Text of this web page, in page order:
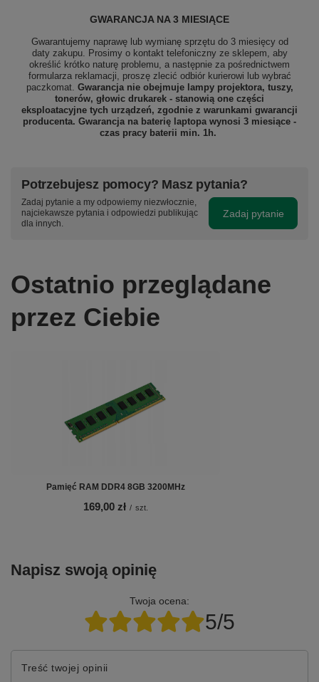
GWARANCJA NA 3 MIESIĄCE
Gwarantujemy naprawę lub wymianę sprzętu do 3 miesięcy od
daty zakupu. Prosimy o kontakt telefoniczny ze sklepem, aby
określić krótko naturę problemu, a następnie za pośrednictwem
formularza reklamacji, proszę zlecić odbiór kurierowi lub wybrać
paczkomat. Gwarancja nie obejmuje lampy projektora, tuszy,
tonerów, głowic drukarek - stanowią one części
eksploatacyjne tych urządzeń, zgodnie z warunkami gwarancji
producenta. Gwarancja na baterię laptopa wynosi 3 miesiące -
czas pracy baterii min. 1h.
Potrzebujesz pomocy? Masz pytania?
Zadaj pytanie a my odpowiemy niezwłocznie,
najciekawsze pytania i odpowiedzi publikując
dla innych.
Zadaj pytanie
Ostatnio przeglądane
przez Ciebie
Pamięć RAM DDR4 8GB 3200MHz
169,00 zł / szt.
Napisz swoją opinię
Twoja ocena:
5/5
Treść twojej opinii